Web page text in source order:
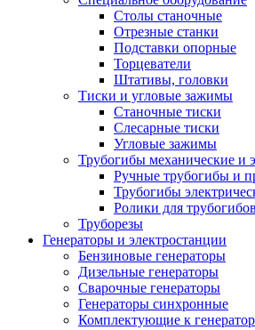
Столы станочные
Отрезные станки
Подставки опорные
Торцеватели
Штативы, головки
Тиски и угловые зажимы
Станочные тиски
Слесарные тиски
Угловые зажимы
Трубогибы механические и
Ручные трубогибы и
Трубогибы
Ролики для трубогибов
Труборезы
Генераторы и электростанции
Бензиновые генераторы
Дизельные генераторы
Сварочные генераторы
Генераторы синхронные
Комплектующие к